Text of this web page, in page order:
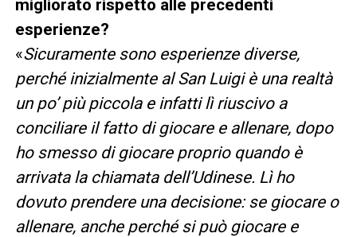
migliorato rispetto alle precedenti
esperienze?
«Sicuramente sono esperienze diverse,
perché inizialmente al San Luigi è una realtà
un po’ più piccola e infatti lì riuscivo a
conciliare il fatto di giocare e allenare, dopo
ho smesso di giocare proprio quando è
arrivata la chiamata dell’Udinese. Lì ho
dovuto prendere una decisione: se giocare o
allenare, anche perché si può giocare e